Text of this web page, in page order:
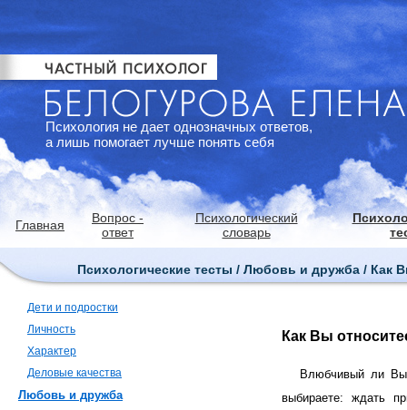
Психология не дает однозначных ответов,
а лишь помогает лучше понять себя
Главная
Вопрос -
ответ
Психологический
словарь
Психологические тесты / Любовь и дружба / Как
Дети и подростки
Личность
Характер
Деловые качества
Любовь и дружба
Как Вы
Влюбчивый ли
выбираете: ждать